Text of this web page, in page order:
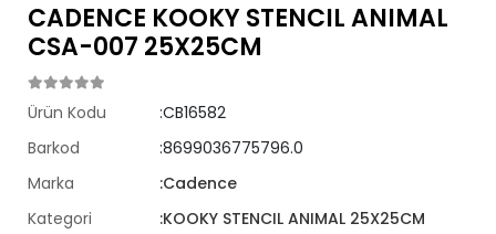
CADENCE KOOKY STENCIL ANIMAL
CSA-007 25X25CM
Ürün Kodu
:CB16582
Barkod
:8699036775796.0
Marka
:Cadence
Kategori
:KOOKY STENCIL ANIMAL 25X25CM